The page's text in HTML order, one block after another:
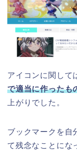
アイコンに関して
で適当に作ったも
上がりでした。
ブックマークを自
て残念なことにな